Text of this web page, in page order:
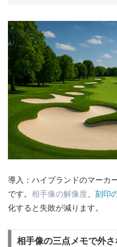
導入：ハイブランドのマーカ
です。 相手像の解像度、 刻印
化すると失敗が減ります。
相手像の三点メモで外さ